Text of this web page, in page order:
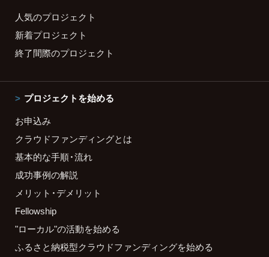
人気のプロジェクト
新着プロジェクト
終了間際のプロジェクト
プロジェクトを始める
お申込み
クラウドファンディングとは
基本的な手順・流れ
成功事例の解説
メリット・デメリット
Fellowship
"ローカル"の活動を始める
ふるさと納税型クラウドファンディングを始める